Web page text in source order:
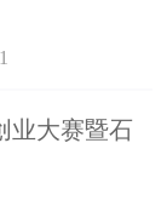
业大赛暨石